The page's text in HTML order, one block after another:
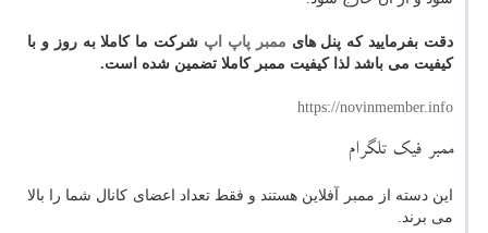
دقت بفرمایید که پنل های ممبر پاپ اپ شرکت ما کاملا به روز و با
کیفیت می باشد لذا کیفیت ممبر کاملا تضمین شده است.
https://novinmember.info
ممبر فیک تلگرام
این دسته از ممبر آفلاین هستند و فقط تعداد اعضای کانال شما را بالا
می برند.